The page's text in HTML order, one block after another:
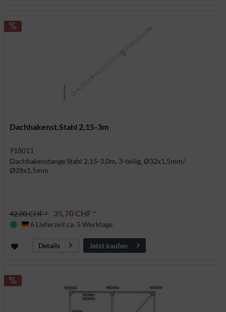
Dachhakenst.Stahl 2,15-3m
918011
Dachhakenstange Stahl 2,15-3,0m, 3-teilig, Ø32x1,5mm/
Ø28x1,5mm
42,00 CHF * 35,70 CHF *
Deutschland
6 Lieferzeit ca. 5 Werktage
Details Jetzt kaufen